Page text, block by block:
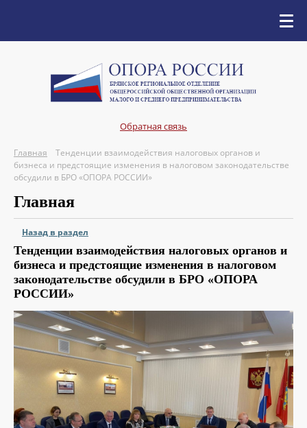
Обратная связь
Главная
Тенденции взаимодействия налоговых органов и
бизнеса и предстоящие изменения в налоговом законодательстве
обсудили в БРО «ОПОРА РОССИИ»
Главная
Назад в раздел
Тенденции взаимодействия налоговых органов и
бизнеса и предстоящие изменения в налоговом
законодательстве обсудили в БРО «ОПОРА
РОССИИ»